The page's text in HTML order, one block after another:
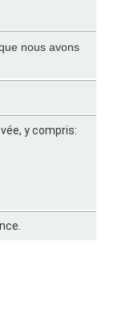
nous avons
y compris: